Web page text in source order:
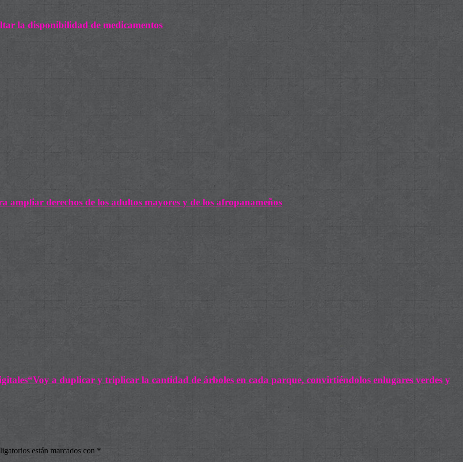
la disponibilidad de medicamentos
derechos de los adultos mayores y de los afropanameños
a duplicar y triplicar la cantidad de árboles en cada parque, convirtiéndolos enlugares verdes y
están marcados con *